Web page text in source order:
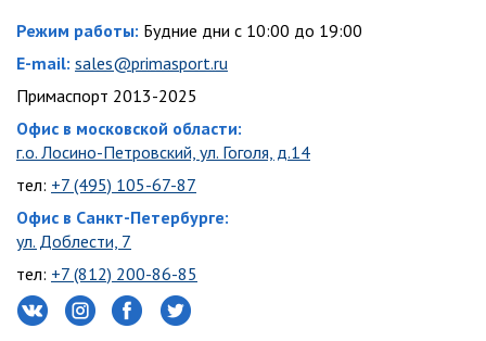
Режим работы: Будние дни с 10:00 до 19:00
E-mail: sales@primasport.ru
Примаспорт 2013-2025
Офис в московской области:
г.о. Лосино-Петровский, ул. Гоголя, д.14
тел: +7 (495) 105-67-87
Офис в Санкт-Петербурге:
ул. Доблести, 7
тел: +7 (812) 200-86-85